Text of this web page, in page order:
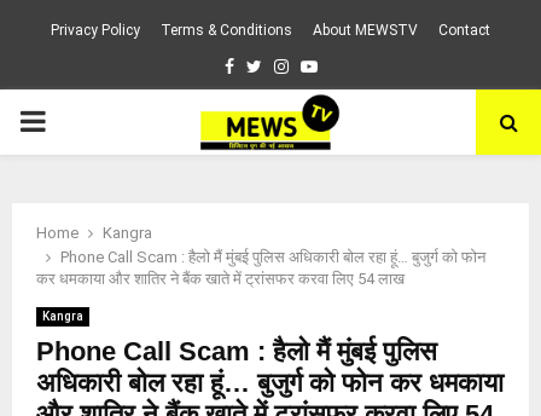
Privacy Policy Terms & Conditions About MEWSTV Contact
Facebook
TwitterInstagram
Youtube
PRIMARY
Home
Kangra
Phone Call Scam : हैलो मैं मुंबई पुलिस अधिकारी बोल रहा हूं… बुजुर्ग को फोन
कर धमकाया और शातिर ने बैंक खाते में ट्रांसफर करवा लिए 54 लाख
Kangra
Phone Call Scam : हैलो मैं मुंबई पुलिस
अधिकारी बोल रहा हूं… बुजुर्ग को फोन कर धमकाया